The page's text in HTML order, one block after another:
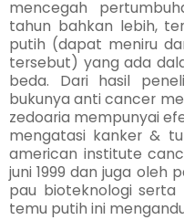
mencegah
tahun bahkan lebih,
putih (dapat meniru
tersebut) yang ada
beda. Dari hasil
bukunya anti cancer
zedoaria mempunyai
mengatasi kanker &
american institute
juni 1999 dan juga oleh
pau bioteknologi
temu putih ini